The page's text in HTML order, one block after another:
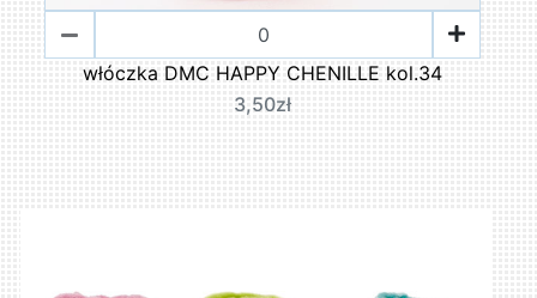
włóczka DMC HAPPY CHENILLE kol.34
3,50zł